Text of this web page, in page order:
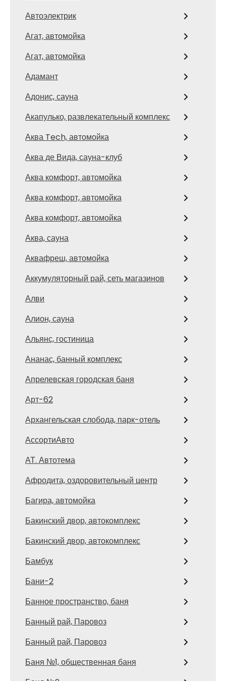
Автоэлектрик
Агат, автомойка
Агат, автомойка
Адамант
Адонис, сауна
Акапулько, развлекательный комплекс
Аква Tech, автомойка
Аква де Вида, сауна-клуб
Аква комфорт, автомойка
Аква комфорт, автомойка
Аква комфорт, автомойка
Аква, сауна
Аквафреш, автомойка
Аккумуляторный рай, сеть магазинов
Алви
Алион, сауна
Альянс, гостиница
Ананас, банный комплекс
Апрелевская городская баня
Арт-62
Архангельская слобода, парк-отель
АссортиАвто
АТ. Автотема
Афродита, оздоровительный центр
Багира, автомойка
Бакинский двор, автокомплекс
Бакинский двор, автокомплекс
Бамбук
Бани-2
Банное пространство, баня
Банный рай, Паровоз
Банный рай, Паровоз
Баня №1, общественная баня